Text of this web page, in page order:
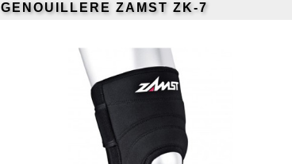
GENOUILLERE ZAMST ZK-7